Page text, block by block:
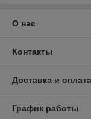
О нас
Контакты
Доставка и оплата
График работы